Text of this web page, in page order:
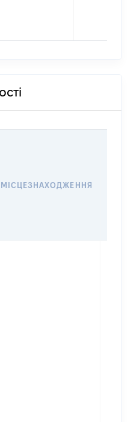
МІСЦЕЗНАХОДЖЕННЯ